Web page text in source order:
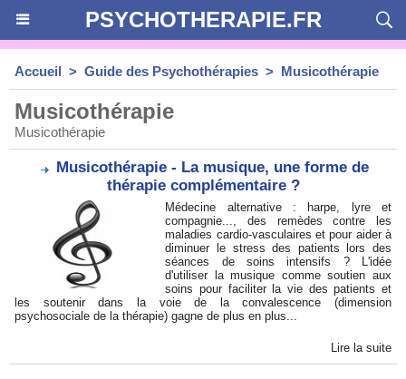
PSYCHOTHERAPIE.FR
Accueil > Guide des Psychothérapies > Musicothérapie
Musicothérapie
Musicothérapie
Musicothérapie - La musique, une forme de
thérapie complémentaire ?
Médecine alternative : harpe, lyre et
compagnie..., des remèdes contre les
maladies cardio-vasculaires et pour aider à
diminuer le stress des patients lors des
séances de soins intensifs ? L'idée
d'utiliser la musique comme soutien aux
soins pour faciliter la vie des patients et
les soutenir dans la voie de la convalescence (dimension
psychosociale de la thérapie) gagne de plus en plus...
Lire la suite